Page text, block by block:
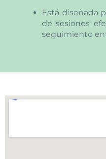
Está diseñada
de sesiones
seguimiento